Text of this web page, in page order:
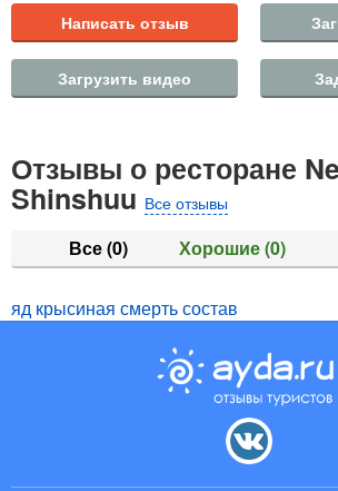
Написать отзыв
Загрузить видео
Отзывы о ресторане
Shinshuu Все отзывы
Все(0) Хорошие(0)
яд крысиная смерть состав